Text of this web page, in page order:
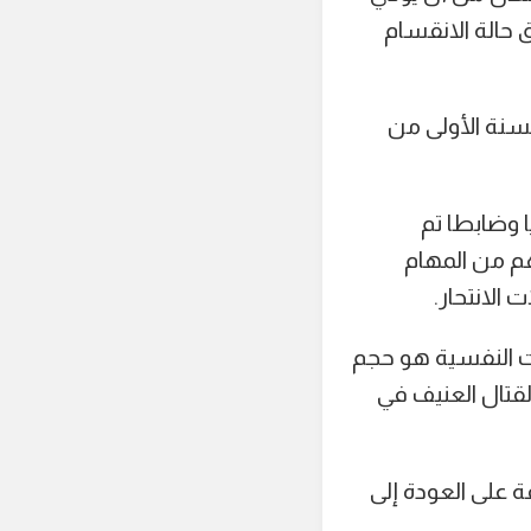
الانقسام
الأولى من
طي الكتمان حتى نهاية عام 2024، أن 7241 جنديا وضابطا تم
من المهام
الانتحار.
النفسية هو حجم
العنيف في
على العودة إلى